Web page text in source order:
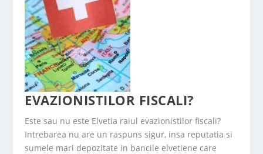
EVAZIONISTILOR FISCALI?
Este sau nu este Elvetia raiul evazionistilor fiscali?
Intrebarea nu are un raspuns sigur, insa reputatia si
sumele mari depozitate in bancile elvetiene care